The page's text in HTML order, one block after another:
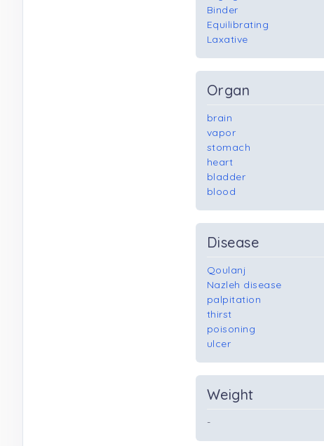
Binder
Equilibrating
Laxative
Organ
brain
vapor
stomach
heart
bladder
blood
Disease
Qoulanj
Nazleh disease
palpitation
thirst
poisoning
ulcer
Weight
-